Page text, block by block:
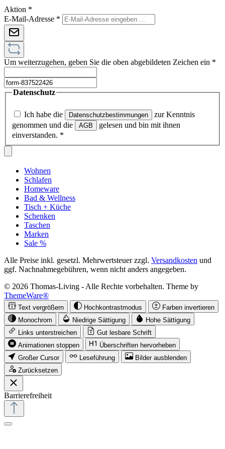
Aktion *
E-Mail-Adresse *
Um weiterzugehen, geben Sie die oben abgebildeten Zeichen ein *
Datenschutz
Ich habe die Datenschutzbestimmungen
zur Kenntnis
genommen und die
AGB
gelesen und bin mit ihnen
einverstanden. *
Wohnen
Schlafen
Homeware
Bad & Wellness
Tisch + Küche
Schenken
Taschen
Marken
Sale %
Alle Preise inkl. gesetzl. Mehrwertsteuer zzgl. Versandkosten und
ggf. Nachnahmegebühren, wenn nicht anders angegeben.
© 2026 Thomas-Living - Alle Rechte vorbehalten. Theme by
ThemeWare®
Text vergrößern Hochkontrastmodus
Farben invertieren
Monochrom
Niedrige Sättigung
Hohe Sättigung
Links unterstreichen
Gut lesbare Schrift
Animationen stoppen
Überschriften hervorheben
Großer Cursor
Leseführung
Bilder ausblenden
Zurücksetzen
Barrierefreiheit